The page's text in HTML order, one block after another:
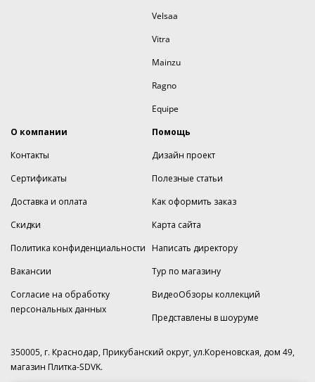
Velsaa
Vitra
Mainzu
Ragno
Equipe
О компании
Контакты
Сертификаты
Доставка и оплата
Скидки
Политика конфиденциальности
Вакансии
Согласие на обработку
персональных данных
Помощь
Дизайн проект
Полезные статьи
Как оформить заказ
Карта сайта
Написать директору
Тур по магазину
ВидеоОбзоры коллекций
Представлены в шоуруме
350005, г. Краснодар, Прикубанский округ, ул.Кореновская, дом 49,
магазин Плитка-SDVK.